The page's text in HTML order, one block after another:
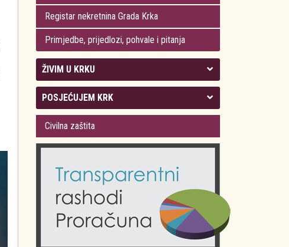
Registar nekretnina Grada Krka
Primjedbe, prijedlozi, pohvale i pitanja
ŽIVIM U KRKU
Kolegij gradonačelnika
Gradsko vijeće
Odluke Grada Krka (Službene novine PGŽ)
Obrazovanje
POSJEĆUJEM KRK
Plan Grada Krka
Krk 360° VR panorama
Krk uživo
Fotogalerije
Kalendar događanja
Civilna zaštita